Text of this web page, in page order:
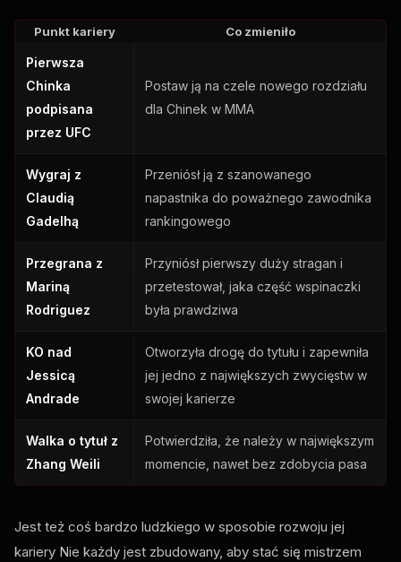
Punkt kariery Co zmieniło
Pierwsza
Chinka
podpisana
przez UFC
Postaw ją na czele nowego rozdziału
dla Chinek w MMA
Wygraj z
Claudią
Gadelhą
Przeniósł ją z szanowanego
napastnika do poważnego zawodnika
rankingowego
Przegrana z
Mariną
Rodriguez
Przyniósł pierwszy duży stragan i
przetestował, jaka część wspinaczki
była prawdziwa
KO nad
Jessicą
Andrade
Otworzyła drogę do tytułu i zapewniła
jej jedno z największych zwycięstw w
swojej karierze
Walka o tytuł z
Zhang Weili
Potwierdziła, że należy w największym
momencie, nawet bez zdobycia pasa
Jest też coś bardzo ludzkiego w sposobie rozwoju jej
kariery Nie każdy jest zbudowany, aby stać się mistrzem